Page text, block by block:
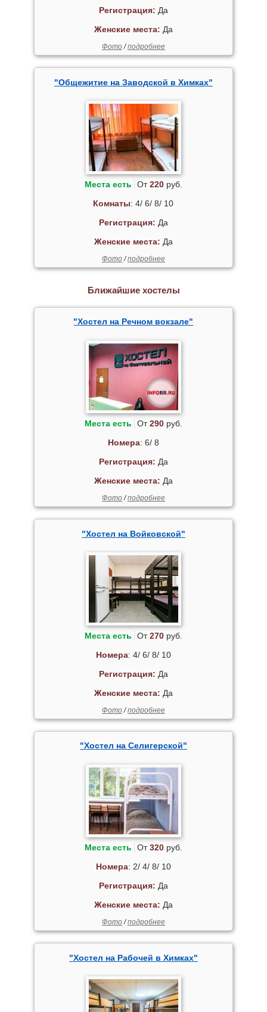
Регистрация: Да
Женские места: Да
Фото/подробнее
"Общежитие на Заводской в Химках"
Места есть От220руб.
Комнаты: 4/ 6/ 8/ 10
Регистрация: Да
Женские места: Да
Фото/подробнее
Ближайшие хостелы
"Хостел на Речном вокзале"
Места есть От290руб.
Номера: 6/ 8
Регистрация: Да
Женские места: Да
Фото/подробнее
"Хостел на Войковской"
Места есть От270руб.
Номера: 4/ 6/ 8/ 10
Регистрация: Да
Женские места: Да
Фото/подробнее
"Хостел на Селигерской"
Места есть От320руб.
Номера: 2/ 4/ 8/ 10
Регистрация: Да
Женские места: Да
Фото/подробнее
"Хостел на Рабочей в Химках"